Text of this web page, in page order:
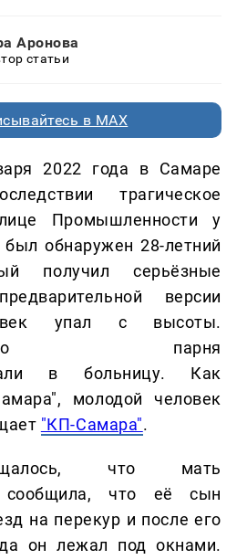
Аронова
статьи
в MAX
2022 года в Самаре
трагическое
Промышленности у
обнаружен 28-летний
получил серьёзные
версии
упал с высоты.
парня
в больницу. Как
молодой человек
"КП-Самара".
что мать
сообщила, что её сын
на перекур и после его
он лежал под окнами.